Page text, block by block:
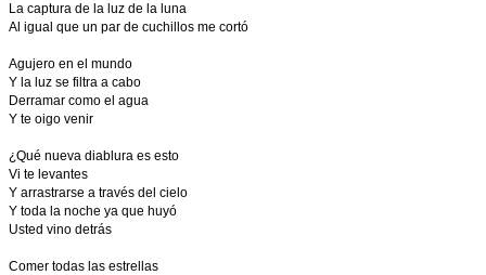
La captura de la luz de la luna
Al igual que un par de cuchillos me cortó
Agujero en el mundo
Y la luz se filtra a cabo
Derramar como el agua
Y te oigo venir
¿Qué nueva diablura es esto
Vi te levantes
Y arrastrarse a través del cielo
Y toda la noche ya que huyó
Usted vino detrás
Comer todas las estrellas